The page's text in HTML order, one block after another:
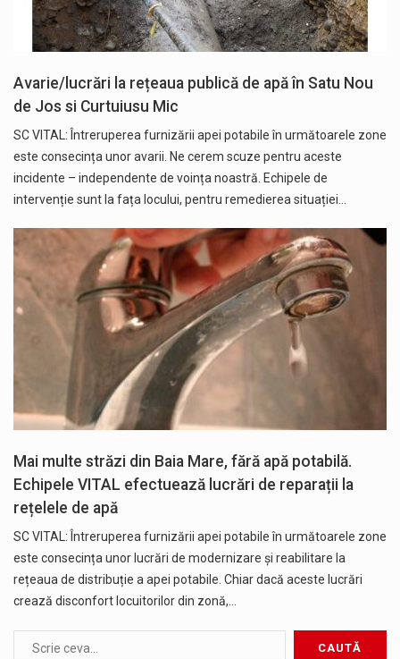
Avarie/lucrări la rețeaua publică de apă în Satu Nou
de Jos si Curtuiusu Mic
SC VITAL: Întreruperea furnizării apei potabile în următoarele zone
este consecința unor avarii. Ne cerem scuze pentru aceste
incidente – independente de voința noastră. Echipele de
intervenție sunt la fața locului, pentru remedierea situației…
Mai multe străzi din Baia Mare, fără apă potabilă.
Echipele VITAL efectuează lucrări de reparații la
rețelele de apă
SC VITAL: Întreruperea furnizării apei potabile în următoarele zone
este consecința unor lucrări de modernizare și reabilitare la
rețeaua de distribuție a apei potabile. Chiar dacă aceste lucrări
crează disconfort locuitorilor din zonă,…